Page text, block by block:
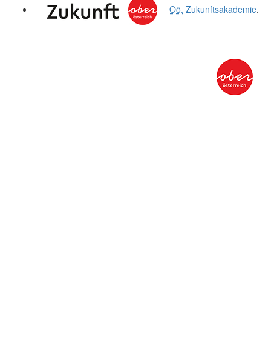
Oö. Zukunftsakademie.